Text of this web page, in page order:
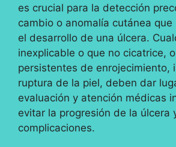
es crucial para la detección
cambio o anomalía cutánea
el desarrollo de una úlcera.
inexplicable o que no cicatrice,
persistentes de enrojecimiento,
ruptura de la piel, deben dar
evaluación y atención médicas
evitar la progresión de la úlcera
complicaciones.